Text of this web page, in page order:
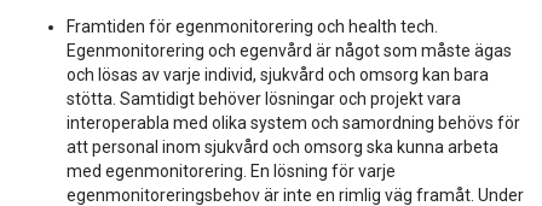
Framtiden för egenmonitorering och health tech.
Egenmonitorering och egenvård är något som måste ägas
och lösas av varje individ, sjukvård och omsorg kan bara
stötta. Samtidigt behöver lösningar och projekt vara
interoperabla med olika system och samordning behövs för
att personal inom sjukvård och omsorg ska kunna arbeta
med egenmonitorering. En lösning för varje
egenmonitoreringsbehov är inte en rimlig väg framåt. Under